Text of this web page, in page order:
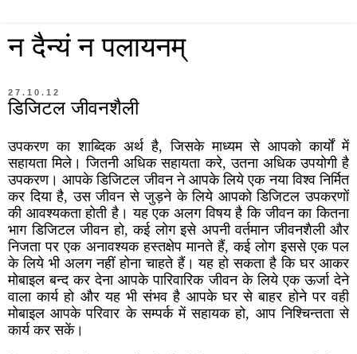
न दैन्यं न पलायनम्
27.10.12
डिजिटल जीवनशैली
उपकरण का शाब्दिक अर्थ है, जिसके माध्यम से आपको कार्यों में
सहायता मिले। जितनी अधिक सहायता करे, उतना अधिक उपयोगी है
उपकरण। आपके डिजिटल जीवन ने आपके लिये एक नया विश्व निर्मित
कर दिया है, उस जीवन से जुड़ने के लिये आपको डिजिटल उपकरणों
की आवश्यकता होती है। यह एक अलग विषय है कि जीवन का कितना
भाग डिजिटल जीवन हो, कई लोग इसे अपनी वर्तमान जीवनशैली और
निजता पर एक अनावश्यक हस्तक्षेप मानते हैं, कई लोग इससे एक पल
के लिये भी अलग नहीं होना चाहते हैं। यह हो सकता है कि घर आकर
मोबाइल बन्द कर देना आपके पारिवारिक जीवन के लिये एक ऊर्जा देने
वाला कार्य हो और यह भी संभव है आपके घर से बाहर होने पर वही
मोबाइल आपके परिवार के सम्पर्क में सहायक हो, आप निश्चिन्तता से
कार्य कर सकें।